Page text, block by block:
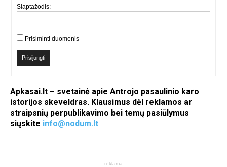
Slaptažodis:
Prisiminti duomenis
Prisijungti
Apkasai.lt – svetainė apie Antrojo pasaulinio karo
istorijos skeveldras. Klausimus dėl reklamos ar
straipsnių perpublikavimo bei temų pasiūlymus
siųskite info@nodum.lt
- reklama -